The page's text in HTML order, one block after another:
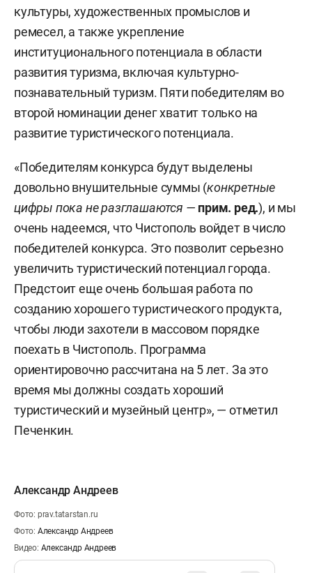
культуры, художественных промыслов и
ремесел, а также укрепление
институционального потенциала в области
развития туризма, включая культурно-
познавательный туризм. Пяти победителям во
второй номинации денег хватит только на
развитие туристического потенциала.
«Победителям конкурса будут выделены
довольно внушительные суммы (конкретные
цифры пока не разглашаются — прим. ред.), и мы
очень надеемся, что Чистополь войдет в число
победителей конкурса. Это позволит серьезно
увеличить туристический потенциал города.
Предстоит еще очень большая работа по
созданию хорошего туристического продукта,
чтобы люди захотели в массовом порядке
поехать в Чистополь. Программа
ориентировочно рассчитана на 5 лет. За это
время мы должны создать хороший
туристический и музейный центр», — отметил
Печенкин.
Александр Андреев
Фото: prav.tatarstan.ru
Фото: Александр Андреев
Видео: Александр Андреев